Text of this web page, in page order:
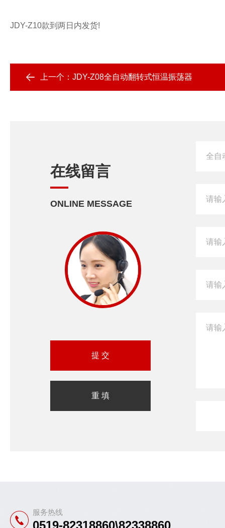
JDY-Z10款到两日内发货!
上一个： JDY-Z08全自动翻转式恒温振荡器
在线留言
ONLINE MESSAGE
服务热线
0519-82318860\82338860